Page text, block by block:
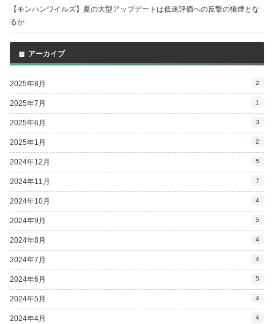
【モンハンワイルズ】夏の大型アップデートは低迷評価への反撃の狼煙とな
るか
アーカイブ
2025年8月 2
2025年7月 1
2025年6月 3
2025年1月 2
2024年12月 5
2024年11月 7
2024年10月 4
2024年9月 5
2024年8月 4
2024年7月 4
2024年6月 5
2024年5月 4
2024年4月 4